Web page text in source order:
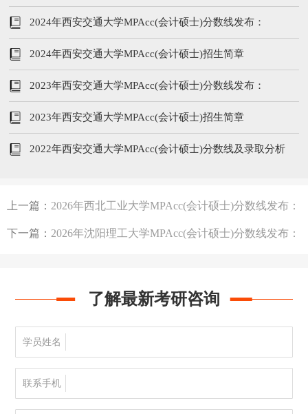
194/96/48
2024年西安交通大学MPAcc(会计硕士)分数线发布：
201/104/52
2024年西安交通大学MPAcc(会计硕士)招生简章
2023年西安交通大学MPAcc(会计硕士)分数线发布：
197/102/51
2023年西安交通大学MPAcc(会计硕士)招生简章
2022年西安交通大学MPAcc(会计硕士)分数线及录取分析
上一篇： 2026年西北工业大学MPAcc(会计硕士)分数线发布：
199/102/51
下一篇： 2026年沈阳理工大学MPAcc(会计硕士)分数线发布：
了解最新考研咨询
学员姓名
联系手机